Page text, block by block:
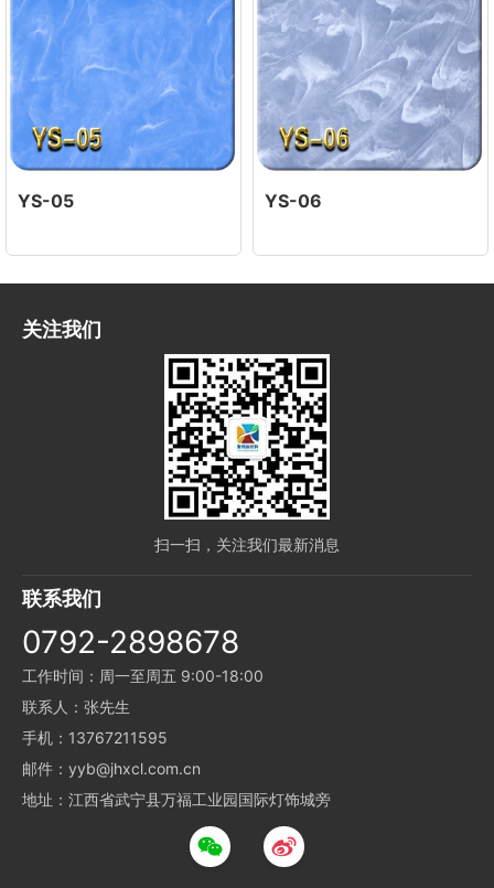
YS-05 YS-06
关注我们
扫一扫，关注我们最新消息
联系我们
0792-2898678
工作时间：周一至周五 9:00-18:00
联系人：张先生
手机：13767211595
邮件：yyb@jhxcl.com.cn
地址：江西省武宁县万福工业园国际灯饰城旁